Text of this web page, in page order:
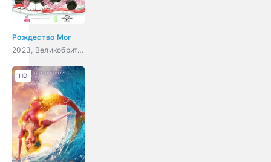
Рождество Мог
2023, Великобритания, мультфильм, семейный
HD